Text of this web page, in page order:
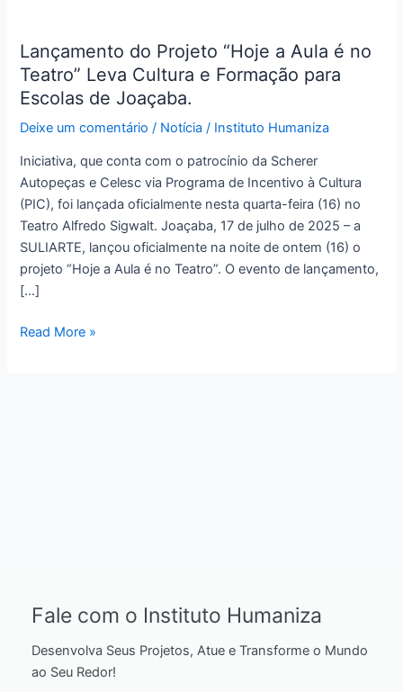
Lançamento do Projeto “Hoje a Aula é no
Teatro” Leva Cultura e Formação para
Escolas de Joaçaba.
Deixe um comentário / Notícia / Instituto Humaniza
Iniciativa, que conta com o patrocínio da Scherer
Autopeças e Celesc via Programa de Incentivo à Cultura
(PIC), foi lançada oficialmente nesta quarta-feira (16) no
Teatro Alfredo Sigwalt. Joaçaba, 17 de julho de 2025 – a
SULIARTE, lançou oficialmente na noite de ontem (16) o
projeto “Hoje a Aula é no Teatro”. O evento de lançamento,
[…]
Projeto
“Hoje
a
é
no
Teatro”
Leva
Cultura
e
Formação
para
de
Read More »
Fale com o Instituto Humaniza
Desenvolva Seus Projetos, Atue e Transforme o Mundo
ao Seu Redor!